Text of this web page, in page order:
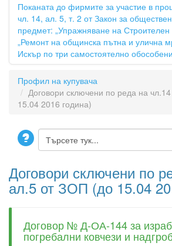
Поканата до фирмите за участие в
чл. 14, ал. 5, т. 2 от Закон за
предмет: „Упражняване на
„Ремонт на общинска пътна и улична
Искър по три самостоятелно
Профил на купувача
Договори сключени по реда на
15.04 2016 година)
Договори сключени по
ал.5 от ЗОП (до 15.04
Договор № Д-ОА-144 за
погребални ковчези и